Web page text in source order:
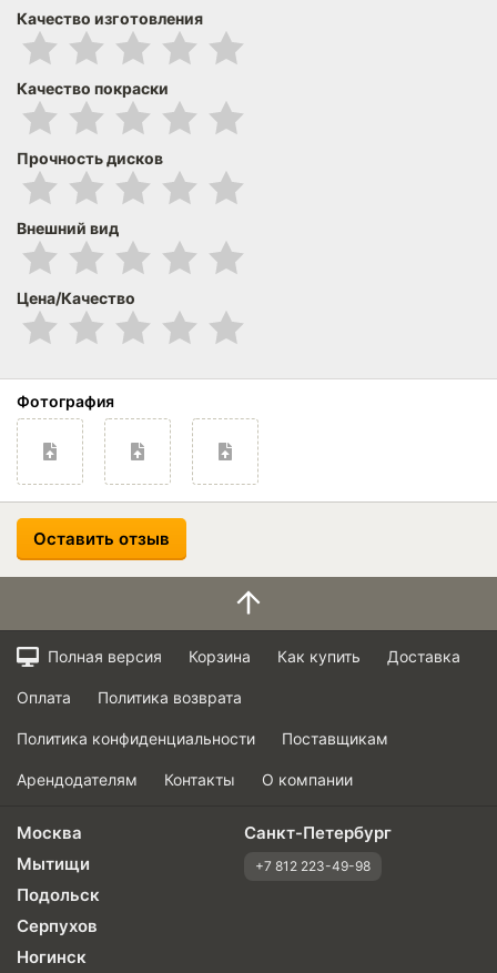
Качество изготовления
Качество покраски
Прочность дисков
Внешний вид
Цена/Качество
Фотография
Полная версия Корзина Как купить Доставка
Оплата Политика возврата
Политика конфиденциальности Поставщикам
Арендодателям Контакты О компании
Москва
Мытищи
Подольск
Серпухов
Ногинск
Санкт-Петербург
+7 812 223-49-98